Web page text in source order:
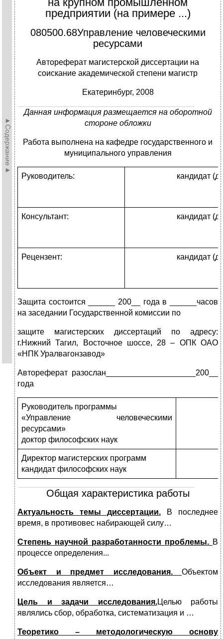
►Содержание►
предприятии (на примере ...)
080500.68Управление человеческими
ресурсами
Автореферат магистерской диссертации на
соискание академической степени магистр
Екатеринбург, 2008
Данная информация размещается на оборотной
стороне обложки
Работа выполнена на кафедре государственного и
муниципального управления
Руководитель: кандидат
Консультант: кандидат
Рецензент: кандидат
Защита состоится ______ 200__ года в ______часов
на заседании Государственной комиссии по
защите магистерских диссертаций по адресу:
г.Нижний Тагил, Восточное шоссе, 28 – ОПК ОАО
«НПК Уралвагонзавод»
Автореферат разослан____________________200__
года
Руководитель программы
«Управление человеческими
ресурсами»
доктор философских наук
Директор магистерских программ
кандидат философских наук
Общая характеристика работы
Актуальность темы диссертации.
В последнее
время, в противовес набирающей силу…
Степень научной разработанности проблемы. В
процессе определения...
Объект и предмет исследования. Объектом
исследования является…
Цель и задачи исследования.Целью работы
являлись сбор, обработка, систематизация и …
Теоретико – методологическую основу